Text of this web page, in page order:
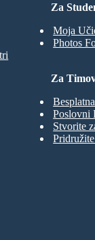
Za
Moja
Photos
Za
Poslovni
Stvorite